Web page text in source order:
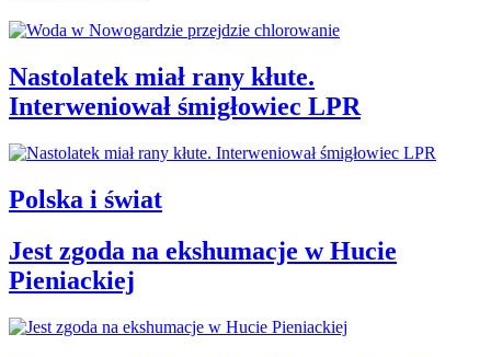
Nastolatek miał rany kłute.
Interweniował śmigłowiec LPR
Polska i świat
Jest zgoda na ekshumacje w Hucie
Pieniackiej